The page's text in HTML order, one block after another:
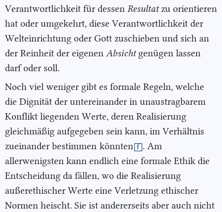
Verantwortlichkeit für dessen Resultatzu orientieren
hat oder umgekehrt, diese Verantwortlichkeit der
Welteinrichtung oder Gott zuschieben und sich an
der Reinheit der eigenen Absichtgenügen lassen
darf oder soll.
Noch viel weniger gibt es formale Regeln, welche
die Dignität der untereinander in unaustragbarem
Konflikt liegenden Werte, deren Realisierung
gleichmäßig aufgegeben sein kann, im Verhältnis
zueinander bestimmen könnten f . Am
allerwenigsten kann endlich eine formale Ethik die
Entscheidung da fällen, wo die Realisierung
außerethischer Werte eine Verletzung ethischer
Normen heischt. Sie ist andererseits aber auch nicht